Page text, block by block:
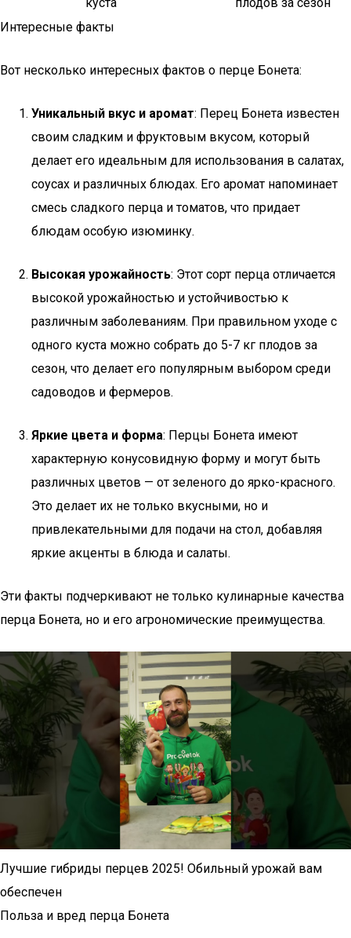
Интересные факты
Вот несколько интересных фактов о перце Бонета:
Уникальный вкус и аромат: Перец Бонета известен
своим сладким и фруктовым вкусом, который
делает его идеальным для использования в салатах,
соусах и различных блюдах. Его аромат напоминает
смесь сладкого перца и томатов, что придает
блюдам особую изюминку.
Высокая урожайность: Этот сорт перца отличается
высокой урожайностью и устойчивостью к
различным заболеваниям. При правильном уходе с
одного куста можно собрать до 5-7 кг плодов за
сезон, что делает его популярным выбором среди
садоводов и фермеров.
Яркие цвета и форма: Перцы Бонета имеют
характерную конусовидную форму и могут быть
различных цветов — от зеленого до ярко-красного.
Это делает их не только вкусными, но и
привлекательными для подачи на стол, добавляя
яркие акценты в блюда и салаты.
Эти факты подчеркивают не только кулинарные качества
перца Бонета, но и его агрономические преимущества.
Лучшие гибриды перцев 2025! Обильный урожай вам
обеспечен
Польза и вред перца Бонета